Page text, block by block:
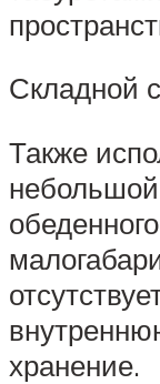
Складной
Также
небольшой
хранение.